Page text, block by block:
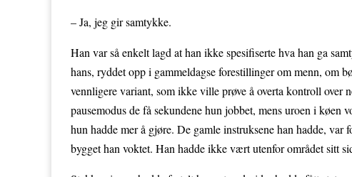
– Ja, jeg gir samtykke.
Han var så enkelt lagd at han ikke spesifiserte hva han ga
hans, ryddet opp i gammeldagse forestillinger om menn, om
vennligere variant, som ikke ville prøve å overta kontroll over
pausemodus de få sekundene hun jobbet, mens uroen i køen
hun hadde mer å gjøre. De gamle instruksene han hadde, var
bygget han voktet. Han hadde ikke vært utenfor området sitt